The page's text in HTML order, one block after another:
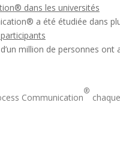
dans les universités
a été étudiée dans
d’un million de personnes
Communication
®